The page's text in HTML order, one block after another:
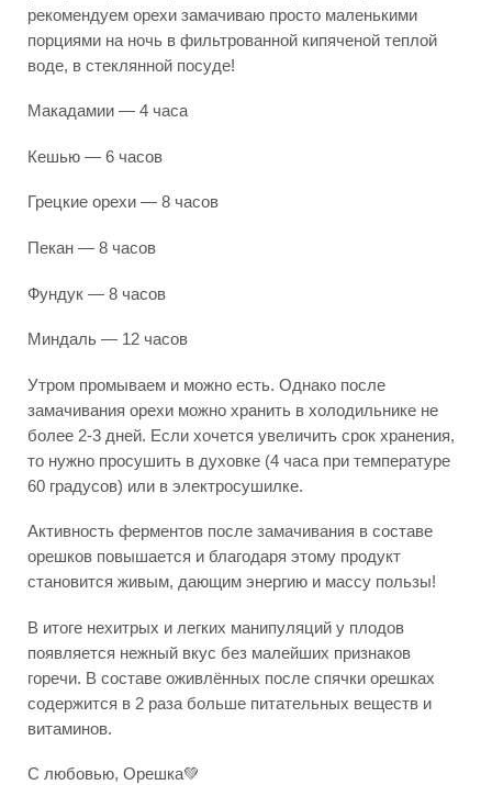
рекомендуем орехи замачиваю просто маленькими
порциями на ночь в фильтрованной кипяченой теплой
воде, в стеклянной посуде!
Макадамии — 4 часа
Кешью — 6 часов
Грецкие орехи — 8 часов
Пекан — 8 часов
Фундук — 8 часов
Миндаль — 12 часов
Утром промываем и можно есть. Однако после
замачивания орехи можно хранить в холодильнике не
более 2-3 дней. Если хочется увеличить срок хранения,
то нужно просушить в духовке (4 часа при температуре
60 градусов) или в электросушилке.
Активность ферментов после замачивания в составе
орешков повышается и благодаря этому продукт
становится живым, дающим энергию и массу пользы!
В итоге нехитрых и легких манипуляций у плодов
появляется нежный вкус без малейших признаков
горечи. В составе оживлённых после спячки орешках
содержится в 2 раза больше питательных веществ и
витаминов.
С любовью, Орешка💚